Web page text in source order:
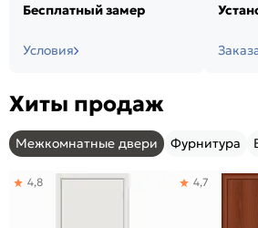
Бесплатный замер
Условия
Хиты продаж
Межкомнатные двери Фурнитура
4,8 4,7